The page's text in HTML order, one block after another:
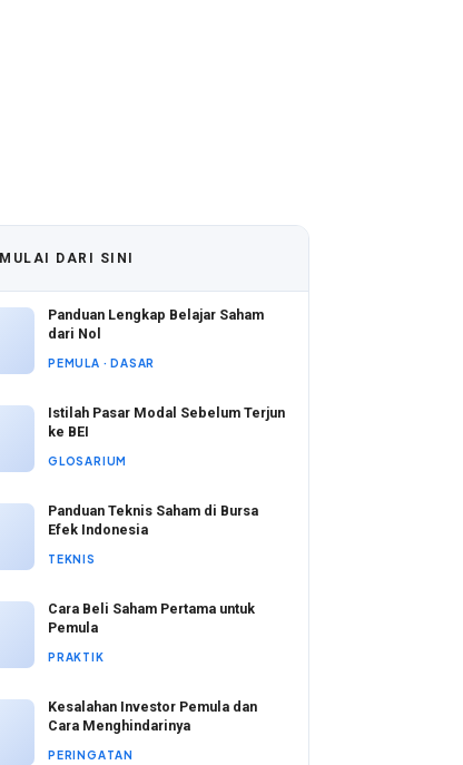
MULAI DARI SINI
Panduan Lengkap Belajar Saham
dari Nol
PEMULA · DASAR
Istilah Pasar Modal Sebelum Terjun
ke BEI
GLOSARIUM
Panduan Teknis Saham di Bursa
Efek Indonesia
TEKNIS
Cara Beli Saham Pertama untuk
Pemula
PRAKTIK
Kesalahan Investor Pemula dan
Cara Menghindarinya
PERINGATAN